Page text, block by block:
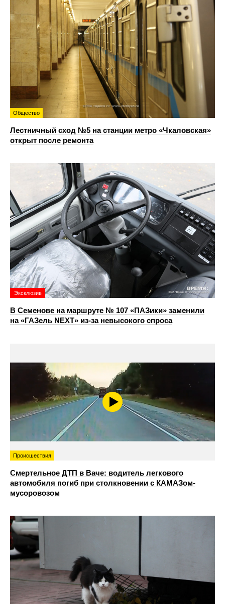
Общество
Лестничный сход №5 на станции метро «Чкаловская»
открыт после ремонта
Эксклюзив
В Семенове на маршруте № 107 «ПАЗики» заменили
на «ГАЗель NEXT» из‑за невысокого спроса
Происшествия
Смертельное ДТП в Ваче: водитель легкового
автомобиля погиб при столкновении с КАМАЗом-
мусоровозом